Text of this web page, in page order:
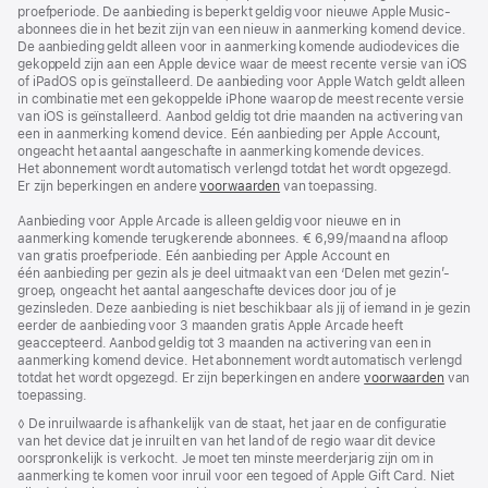
proefperiode. De aanbieding is beperkt geldig voor nieuwe Apple Music-
abonnees die in het bezit zijn van een nieuw in aanmerking komend device.
De aanbieding geldt alleen voor in aanmerking komende audiodevices die
gekoppeld zijn aan een Apple device waar de meest recente versie van iOS
of iPadOS op is geïnstalleerd. De aanbieding voor Apple Watch geldt alleen
in combinatie met een gekoppelde iPhone waarop de meest recente versie
van iOS is geïnstalleerd. Aanbod geldig tot drie maanden na activering van
een in aanmerking komend device. Eén aanbieding per Apple Account,
ongeacht het aantal aangeschafte in aanmerking komende devices.
Het abonnement wordt automatisch verlengd totdat het wordt opgezegd.
Er zijn beperkingen en anderevoorwaarden van toepassing.
Aanbieding voor Apple Arcade is alleen geldig voor nieuwe en in
aanmerking komende terugkerende abonnees. € 6,99/maand na afloop
van gratis proefperiode. Eén aanbieding per Apple Account en
één aanbieding per gezin als je deel uitmaakt van een ‘Delen met gezin’-
groep, ongeacht het aantal aangeschafte devices door jou of je
gezinsleden. Deze aanbieding is niet beschikbaar als jij of iemand in je gezin
eerder de aanbieding voor 3 maanden gratis Apple Arcade heeft
geaccepteerd. Aanbod geldig tot 3 maanden na activering van een in
aanmerking komend device. Het abonnement wordt automatisch verlengd
totdat het wordt opgezegd. Er zijn beperkingen en anderevoorwaarden van
toepassing.
Voetnoot
◊ De inruilwaarde is afhankelijk van de staat, het jaar en de configuratie
van het device dat je inruilt en van het land of de regio waar dit device
oorspronkelijk is verkocht. Je moet ten minste meerderjarig zijn om in
aanmerking te komen voor inruil voor een tegoed of Apple Gift Card. Niet